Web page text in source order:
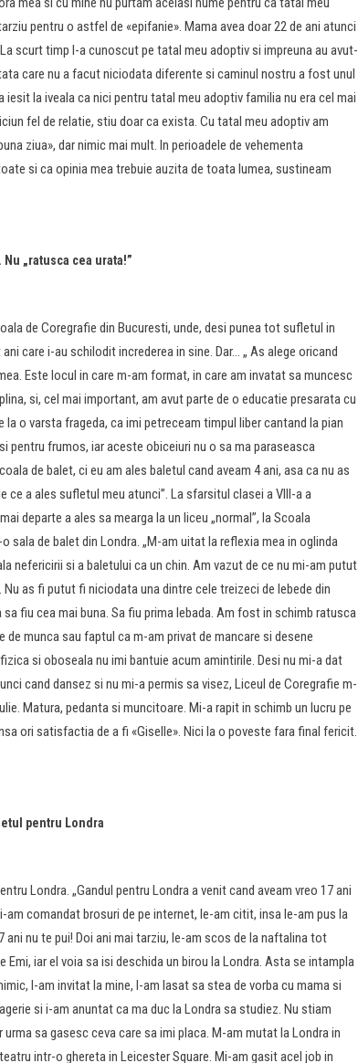
pentru o astfel de «epifanie». Mama avea doar 22 de ani atunci
scurt timp l-a cunoscut pe tatal meu adoptiv si impreuna au avut-
care nu a facut niciodata diferente si caminul nostru a fost unul
la iveala ca nici pentru tatal meu adoptiv familia nu era cel mai
fel de relatie, stiu doar ca exista. Cu tatal meu adoptiv am
ziua», dar nimic mai mult. In perioadele de vehementa
si ca opinia mea trebuie auzita de toata lumea, sustineam
Nu „ratusca cea urata!”
de Coregrafie din Bucuresti, unde, desi punea tot sufletul in
care i-au schilodit increderea in sine. Dar… „ As alege oricand
Este locul in care m-am format, in care am invatat sa muncesc
si, cel mai important, am avut parte de o educatie presarata cu
o varsta frageda, ca imi petreceam timpul liber cantand la pian
pentru frumos, iar aceste obiceiuri nu o sa ma paraseasca
de balet, ci eu am ales baletul cand aveam 4 ani, asa ca nu as
a ales sufletul meu atunci”. La sfarsitul clasei a VIII-a a
departe a ales sa mearga la un liceu „normal”, la Scoala
sala de balet din Londra. „M-am uitat la reflexia mea in oglinda
nefericirii si a baletului ca un chin. Am vazut de ce nu mi-am putut
as fi putut fi niciodata una dintre cele treizeci de lebede din
fiu cea mai buna. Sa fiu prima lebada. Am fost in schimb ratusca
munca sau faptul ca m-am privat de mancare si desene
si oboseala nu imi bantuie acum amintirile. Desi nu mi-a dat
cand dansez si nu mi-a permis sa visez, Liceul de Coregrafie m-
Matura, pedanta si muncitoare. Mi-a rapit in schimb un lucru pe
ori satisfactia de a fi «Giselle». Nici la o poveste fara final fericit.
pentru Londra
Londra. „Gandul pentru Londra a venit cand aveam vreo 17 ani
comandat brosuri de pe internet, le-am citit, insa le-am pus la
nu te pui! Doi ani mai tarziu, le-am scos de la naftalina tot
iar el voia sa isi deschida un birou la Londra. Asta se intampla
l-am invitat la mine, l-am lasat sa stea de vorba cu mama si
si i-am anuntat ca ma duc la Londra sa studiez. Nu stiam
sa gasesc ceva care sa imi placa. M-am mutat la Londra in
intr-o ghereta in Leicester Square. Mi-am gasit acel job in